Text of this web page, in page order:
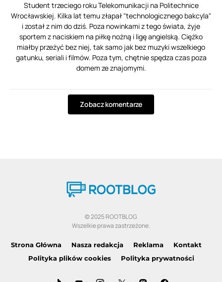
Student trzeciego roku Telekomunikacji na Politechnice
Wrocławskiej. Kilka lat temu złapał "technologicznego bakcyla"
i został z nim do dziś. Poza nowinkami z tego świata, żyje
sportem z naciskiem na piłkę nożną i ligę angielską. Ciężko
miałby przeżyć bez niej, tak samo jak bez muzyki wszelkiego
gatunku, seriali i filmów. Poza tym, chętnie spędza czas poza
domem ze znajomymi.
Zobacz komentarze
© 2025 ROOTBLOG
Wszelkie prawa zastrzeżone.
Strona Główna Nasza redakcja Reklama
Kontakt
Polityka plików cookies
Polityka prywatności